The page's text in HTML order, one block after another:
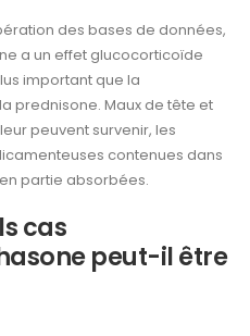
des bases de données,
a un effet glucocorticoïde
important que la
prednisone. Maux de tête et
peuvent survenir, les
contenues dans
partie absorbées.
cas
peut-il être